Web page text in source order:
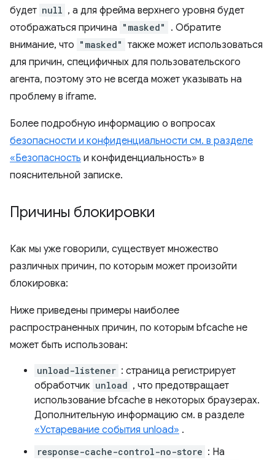
будет null , а для фрейма верхнего уровня будет
отображаться причина "masked"
. Обратите
внимание, что "masked" также может использоваться
для причин, специфичных для пользовательского
агента, поэтому это не всегда может указывать на
проблему в iframe.
Более подробную информацию о вопросах
безопасности и конфиденциальности см. в разделе
«Безопасность и конфиденциальность» в
пояснительной записке.
Причины блокировки
Как мы уже говорили, существует множество
различных причин, по которым может произойти
блокировка:
Ниже приведены примеры наиболее
распространенных причин, по которым bfcache не
может быть использован:
unload-listener : страница регистрирует
обработчик unload , что предотвращает
использование bfcache в некоторых браузерах.
Дополнительную информацию см. в разделе
«Устаревание события unload» .
response-cache-control-no-store : На